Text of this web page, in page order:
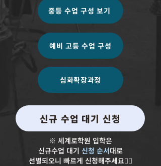
중등 수업 구성 보기
예비 고등 수업 구성
심화확장과정
신규 수업 대기 신청
※ 세계로학원 입학은
신규수업 대기 신청 순서대로
선별되오니 빠르게 신청해주세요✍🏻